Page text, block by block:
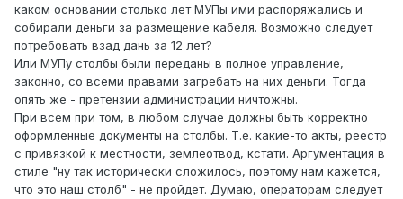
каком основании столько лет МУПы ими распоряжались и
собирали деньги за размещение кабеля. Возможно следует
потребовать взад дань за 12 лет?
Или МУПу столбы были переданы в полное управление,
законно, со всеми правами загребать на них деньги. Тогда
опять же - претензии администрации ничтожны.
При всем при том, в любом случае должны быть корректно
оформленные документы на столбы. Т.е. какие-то акты, реестр
с привязкой к местности, землеотвод, кстати. Аргументация в
стиле "ну так исторически сложилось, поэтому нам кажется,
что это наш столб" - не пройдет. Думаю, операторам следует